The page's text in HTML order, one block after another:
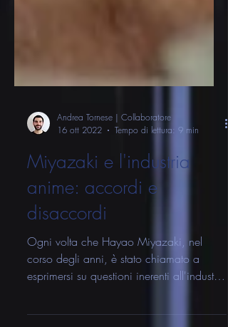
16 ott 2022
Tempo di lettura: 9 min
Miyazaki e l'industria
anime: accordi e
disaccordi
Ogni volta che Hayao Miyazaki, nel
corso degli anni, è stato chiamato a
televisiva e...